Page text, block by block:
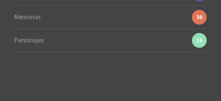
Memorias 30
Personajes 15